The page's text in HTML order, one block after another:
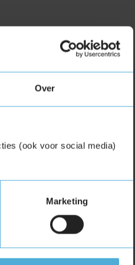
Over
(ook voor social media)
Marketing